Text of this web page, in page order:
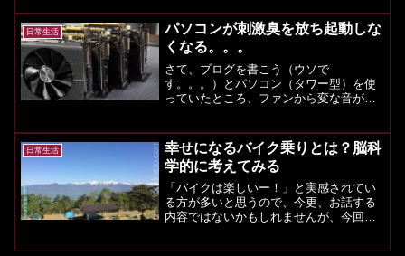
日常生活
パソコンが刺激臭を放ち起動しな
くなる。。。
さて、ブログを書こう（ウソで
す。。。）とパソコン（タワー型）を使
っていたところ、ファンから変な音がし
源周りから、煙と異臭（刺激臭）がし
て、パソコンが立ち上がらなくなりま...
日常生活
幸せになるバイク乗りとは？脳科
学的に考えてみる
「バイクは楽しいー！」と実感されてい
る方が多いと思うので、今更、お話する
内容ではないかもしれませんが、今回